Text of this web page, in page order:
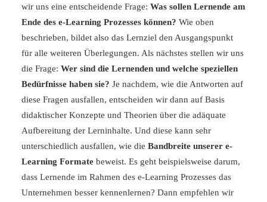
wir uns eine entscheidende Frage: Was sollen Lernende am
Ende des e-Learning Prozesses können? Wie oben
beschrieben, bildet also das Lernziel den Ausgangspunkt
für alle weiteren Überlegungen. Als nächstes stellen wir uns
die Frage: Wer sind die Lernenden und welche speziellen
Bedürfnisse haben sie? Je nachdem, wie die Antworten auf
diese Fragen ausfallen, entscheiden wir dann auf Basis
didaktischer Konzepte und Theorien über die adäquate
Aufbereitung der Lerninhalte. Und diese kann sehr
unterschiedlich ausfallen, wie die Bandbreite unserer e-
Learning Formate beweist. Es geht beispielsweise darum,
dass Lernende im Rahmen des e-Learning Prozesses das
Unternehmen besser kennenlernen? Dann empfehlen wir